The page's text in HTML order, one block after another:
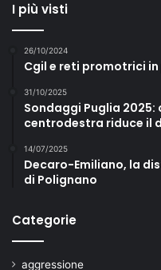
I più visti
26/10/2024
Cgil e reti promotrici in
31/10/2025
Sondaggi Puglia
centrodestra riduce il
14/07/2025
Decaro-Emiliano, la
di Polignano
Categorie
aggressione